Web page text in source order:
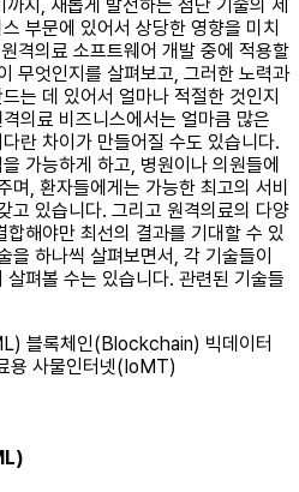
지, 새롭게 발전하는 첨단 기술의 세
부문에 있어서 상당한 영향을 미치
격의료 소프트웨어 개발 중에 적용할
무엇인지를 살펴보고, 그러한 노력과
는 데 있어서 얼마나 적절한 것인지
의료 비즈니스에서는 얼마큼 많은
란 차이가 만들어질 수도 있습니다.
가능하게 하고, 병원이나 의원들에
며, 환자들에게는 가능한 최고의 서비
고 있습니다. 그리고 원격의료의 다양
해야만 최선의 결과를 기대할 수 있
을 하나씩 살펴보면서, 각 기술들이
펴볼 수는 있습니다. 관련된 기술들
블록체인(Blockchain) 빅데이터
용 사물인터넷(IoMT)